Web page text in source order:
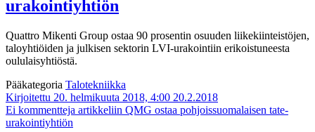
urakointiyhtiön
Quattro Mikenti Group ostaa 90 prosentin osuuden liikekiinteistöjen,
taloyhtiöiden ja julkisen sektorin LVI-urakointiin erikoistuneesta
oululaisyhtiöstä.
Pääkategoria Talotekniikka
Kirjoitettu 20. helmikuuta 2018, 4:00 20.2.2018
Ei kommentteja artikkeliin QMG ostaa pohjoissuomalaisen tate-
urakointiyhtiön